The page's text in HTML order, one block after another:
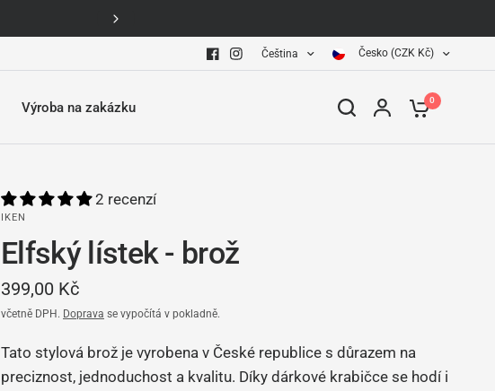
Čeština Česko (CZK Kč)
Výroba na zakázku 0
2 recenzí
IKEN
Elfský lístek - brož
399,00 Kč
včetně DPH. Doprava se vypočítá v pokladně.
Tato stylová brož je vyrobena v České republice s důrazem na
preciznost, jednoduchost a kvalitu. Díky dárkové krabičce se hodí i